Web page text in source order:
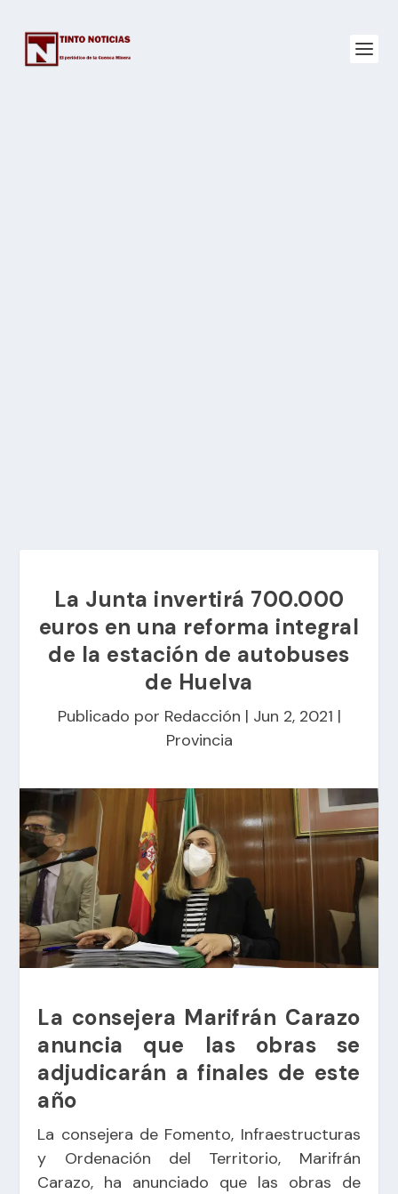
La Junta invertirá 700.000
euros en una reforma integral
de la estación de autobuses
de Huelva
Publicado por Redacción | Jun 2, 2021 |
Provincia
La consejera Marifrán Carazo
anuncia que las obras se
adjudicarán a finales de este
año
La consejera de Fomento, Infraestructuras
y Ordenación del Territorio, Marifrán
Carazo, ha anunciado que las obras de